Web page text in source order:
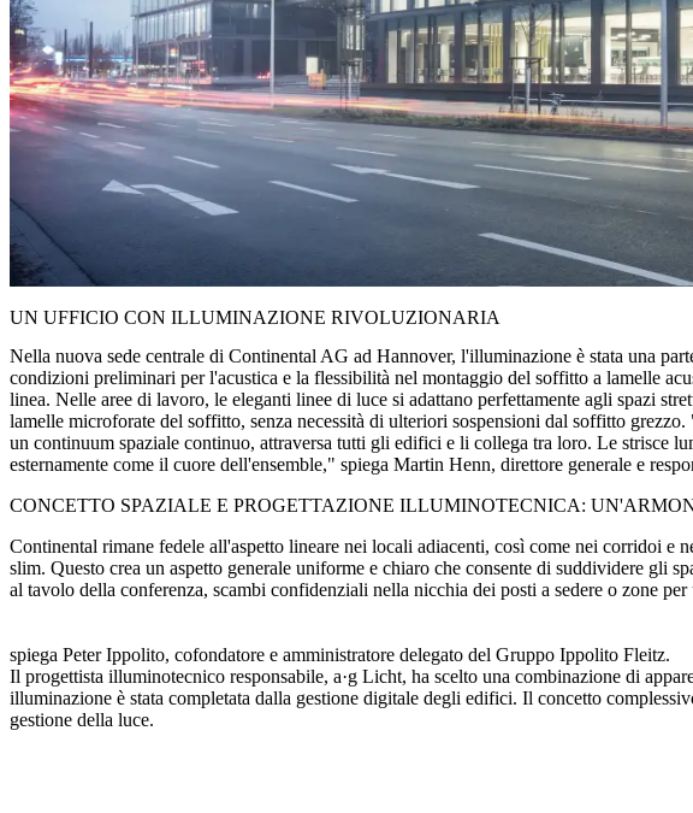
UN UFFICIO CON ILLUMINAZIONE RIVOLUZIONARIA
Nella nuova sede centrale di Continental AG ad Hannover, l'illuminazione è stata una
condizioni preliminari per l'acustica e la flessibilità nel montaggio del soffitto a lamelle
linea. Nelle aree di lavoro, le eleganti linee di luce si adattano perfettamente agli spazi
lamelle microforate del soffitto, senza necessità di ulteriori sospensioni dal soffitto
un continuum spaziale continuo, attraversa tutti gli edifici e li collega tra loro. Le strisce
esternamente come il cuore dell'ensemble," spiega Martin Henn, direttore generale e
CONCETTO SPAZIALE E PROGETTAZIONE ILLUMINOTECNICA:
Continental rimane fedele all'aspetto lineare nei locali adiacenti, così come nei corridoi
slim. Questo crea un aspetto generale uniforme e chiaro che consente di suddividere
al tavolo della conferenza, scambi confidenziali nella nicchia dei posti a sedere o zone
spiega Peter Ippolito, cofondatore e amministratore delegato del Gruppo Ippolito Fleitz.
Il progettista illuminotecnico responsabile, a·g Licht, ha scelto una combinazione di
illuminazione è stata completata dalla gestione digitale degli edifici. Il concetto
gestione della luce.